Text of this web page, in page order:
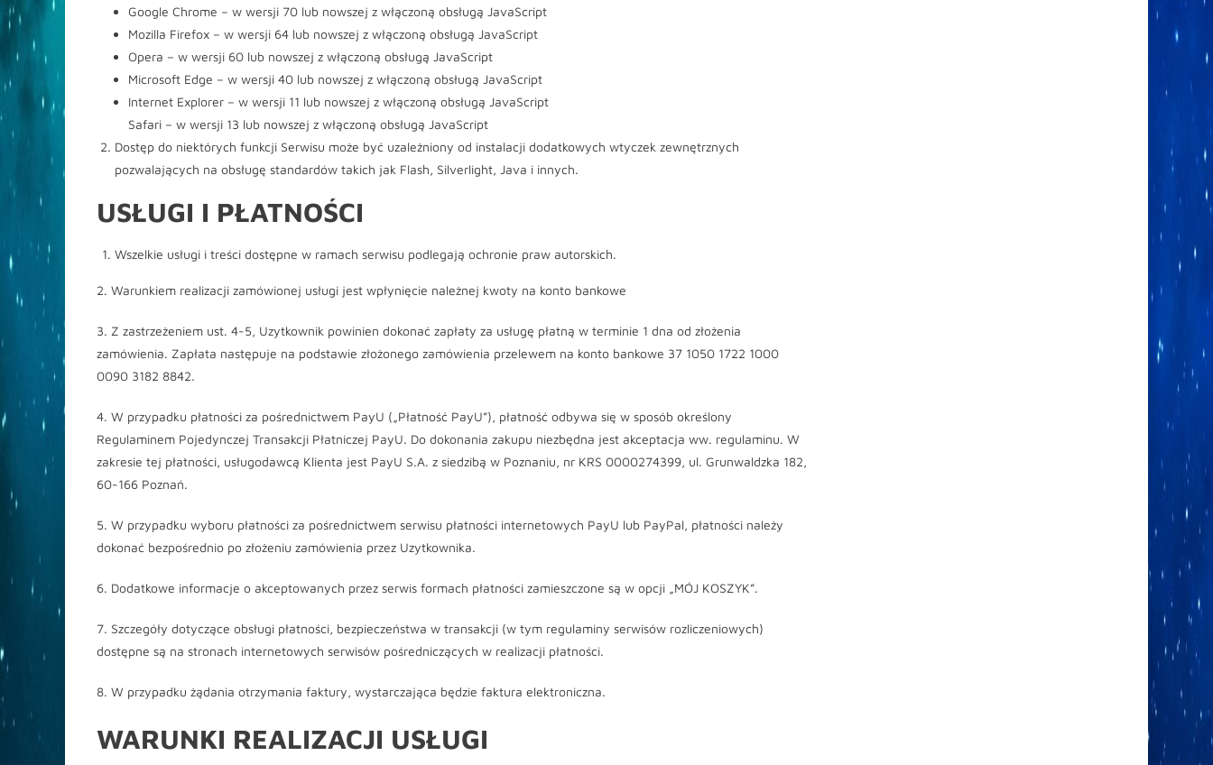
Google Chrome – w wersji 70 lub nowszej z włączoną obsługą JavaScript
Mozilla Firefox – w wersji 64 lub nowszej z włączoną obsługą JavaScript
Opera – w wersji 60 lub nowszej z włączoną obsługą JavaScript
Microsoft Edge – w wersji 40 lub nowszej z włączoną obsługą JavaScript
Internet Explorer – w wersji 11 lub nowszej z włączoną obsługą JavaScript
Safari – w wersji 13 lub nowszej z włączoną obsługą JavaScript
Dostęp do niektórych funkcji Serwisu może być uzależniony od instalacji dodatkowych wtyczek zewnętrznych
pozwalających na obsługę standardów takich jak Flash, Silverlight, Java i innych.
USŁUGI I PŁATNOŚCI
Wszelkie usługi i treści dostępne w ramach serwisu podlegają ochronie praw autorskich.
2. Warunkiem realizacji zamówionej usługi jest wpłynięcie należnej kwoty na konto bankowe
3. Z zastrzeżeniem ust. 4-5, Uzytkownik powinien dokonać zapłaty za usługę płatną w terminie 1 dna od złożenia
zamówienia. Zapłata następuje na podstawie złożonego zamówienia przelewem na konto bankowe 37 1050 1722 1000
0090 3182 8842.
4. W przypadku płatności za pośrednictwem PayU („Płatność PayU”), płatność odbywa się w sposób określony
Regulaminem Pojedynczej Transakcji Płatniczej PayU. Do dokonania zakupu niezbędna jest akceptacja ww. regulaminu. W
zakresie tej płatności, usługodawcą Klienta jest PayU S.A. z siedzibą w Poznaniu, nr KRS 0000274399, ul. Grunwaldzka 182,
60-166 Poznań.
5. W przypadku wyboru płatności za pośrednictwem serwisu płatności internetowych PayU lub PayPal, płatności należy
dokonać bezpośrednio po złożeniu zamówienia przez Uzytkownika.
6. Dodatkowe informacje o akceptowanych przez serwis formach płatności zamieszczone są w opcji „MÓJ KOSZYK”.
7. Szczegóły dotyczące obsługi płatności, bezpieczeństwa w transakcji (w tym regulaminy serwisów rozliczeniowych)
dostępne są na stronach internetowych serwisów pośredniczących w realizacji płatności.
8. W przypadku żądania otrzymania faktury, wystarczająca będzie faktura elektroniczna.
WARUNKI REALIZACJI USŁUGI